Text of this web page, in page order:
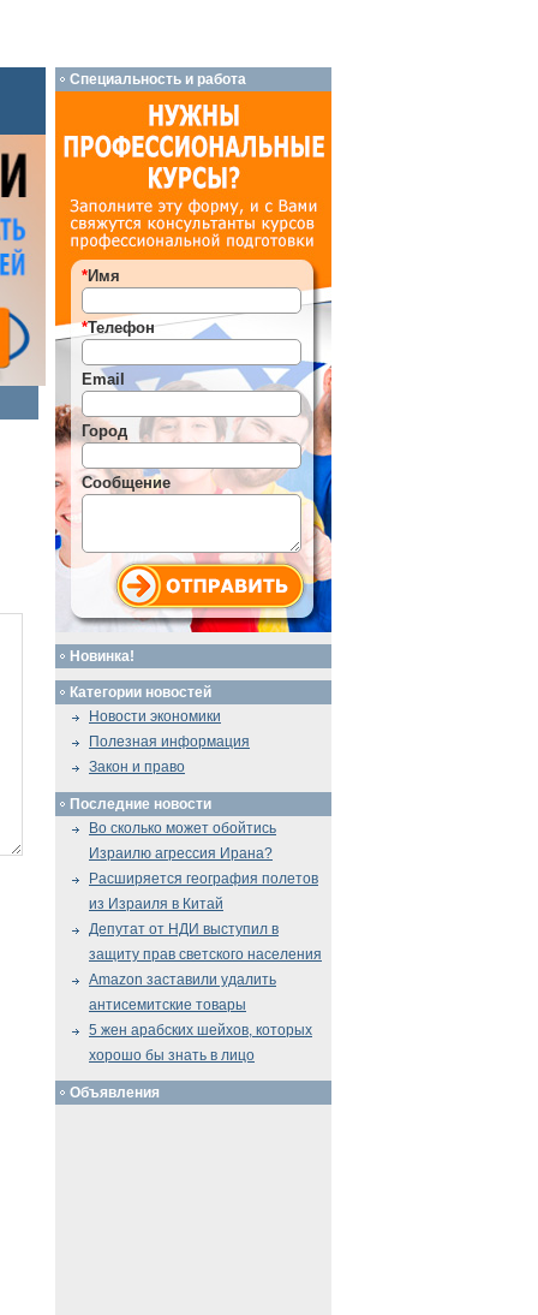
Специальность и работа
*Имя
*Телефон
Email
Город
Сообщение
Новинка!
Категории новостей
Новости экономики
Полезная информация
Закон и право
Последние новости
Во сколько может обойтись
Израилю агрессия Ирана?
Расширяется география полетов
из Израиля в Китай
Депутат от НДИ выступил в
защиту прав светского населения
Amazon заставили удалить
антисемитские товары
5 жен арабских шейхов, которых
хорошо бы знать в лицо
Объявления